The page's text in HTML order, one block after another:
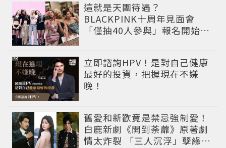
這就是天團待遇？
BLACKPINK十周年見面會
「僅抽40人參與」報名開始到
立即諮詢HPV！是對自己健康
最好的投資，把握現在不嫌
晚！
PR
舊愛和新歡竟是禁忌強制愛！
白鹿新劇《開到荼蘼》原著劇
情太炸裂 「三人沉浮」孽緣網